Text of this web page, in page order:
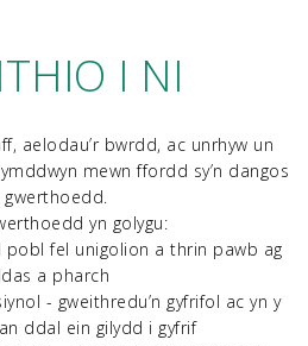
I NI
aelodau’r bwrdd, ac unrhyw un
mewn ffordd sy’n dangos
gwerthoedd.
yn golygu:
pobl fel unigolion a thrin pawb ag
a pharch
- gweithredu’n gyfrifol ac yn y
ddal ein gilydd i gyfrif